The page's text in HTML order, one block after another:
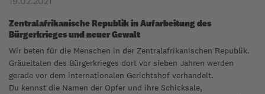
Zentralafrikanische Republik in Aufarbeitung des
Bürgerkrieges und neuer Gewalt
Wir beten für die Menschen in der Zentralafrikanischen Republik.
Gräueltaten des Bürgerkrieges dort vor sieben Jahren werden
gerade vor dem internationalen Gerichtshof verhandelt.
Du kennst die Namen der Opfer und ihre Schicksale,